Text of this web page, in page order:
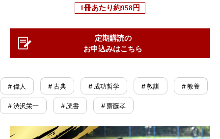
1冊あたり約958円
定期購読の
お申込みはこちら
# 偉人 # 古典 # 成功哲学 # 教訓 # 教養
# 渋沢栄一 # 読書 # 齋藤孝